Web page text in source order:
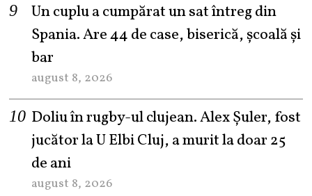
Un cuplu a cumpărat un sat întreg din
Spania. Are 44 de case, biserică, școală și
bar
august 8, 2026
Doliu în rugby-ul clujean. Alex Șuler, fost
jucător la U Elbi Cluj, a murit la doar 25
de ani
august 8, 2026